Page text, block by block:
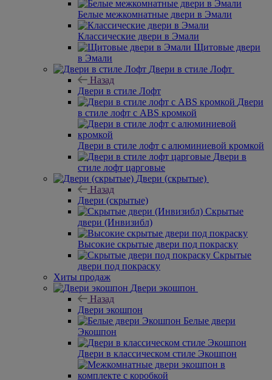
Белые межкомнатные двери в Эмали
Классические двери в Эмали
Щитовые двери
в Эмали
Двери в стиле Лофт
Назад
Двери в стиле Лофт
Двери
в стиле лофт с ABS кромкой
Двери в стиле лофт с алюминиевой кромкой
Двери в
стиле лофт царговые
Двери (скрытые)
Назад
Двери (скрытые)
Скрытые
двери (Инвизибл)
Высокие скрытые двери под покраску
Скрытые
двери под покраску
Хиты продаж
Двери экошпон
Назад
Двери экошпон
Белые двери
Экошпон
Двери в классическом стиле Экошпон